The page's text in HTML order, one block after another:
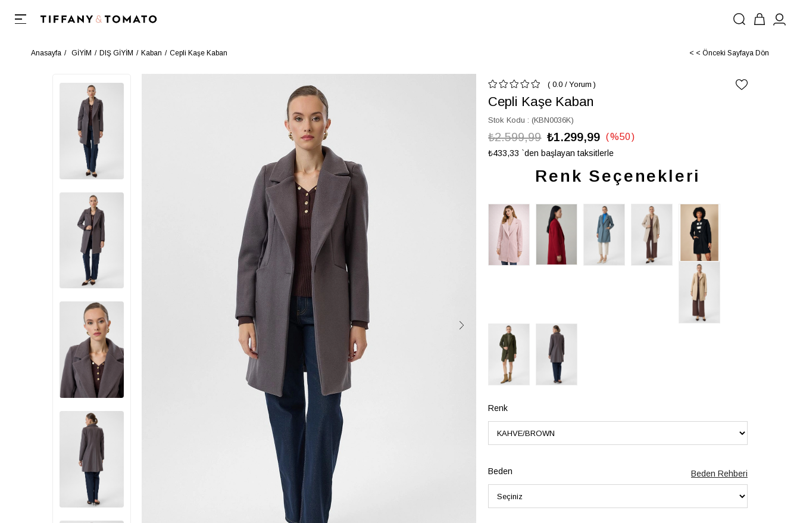
Anasayfa GİYİM DIŞ GİYİM Kaban Cepli Kaşe Kaban < < Önceki Sayfaya Dön
0.0/ Yorum
Cepli Kaşe Kaban
Stok Kodu (KBN0036K)
₺2.599,99 ₺1.299,99 %50
₺433,33 `den başlayan taksitlerle
Renk Seçenekleri
Renk
Beden Beden Rehberi